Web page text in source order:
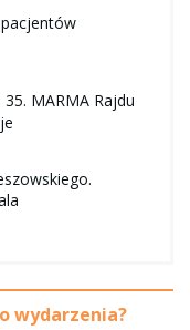
MARMA Rajdu
wydarzenia?